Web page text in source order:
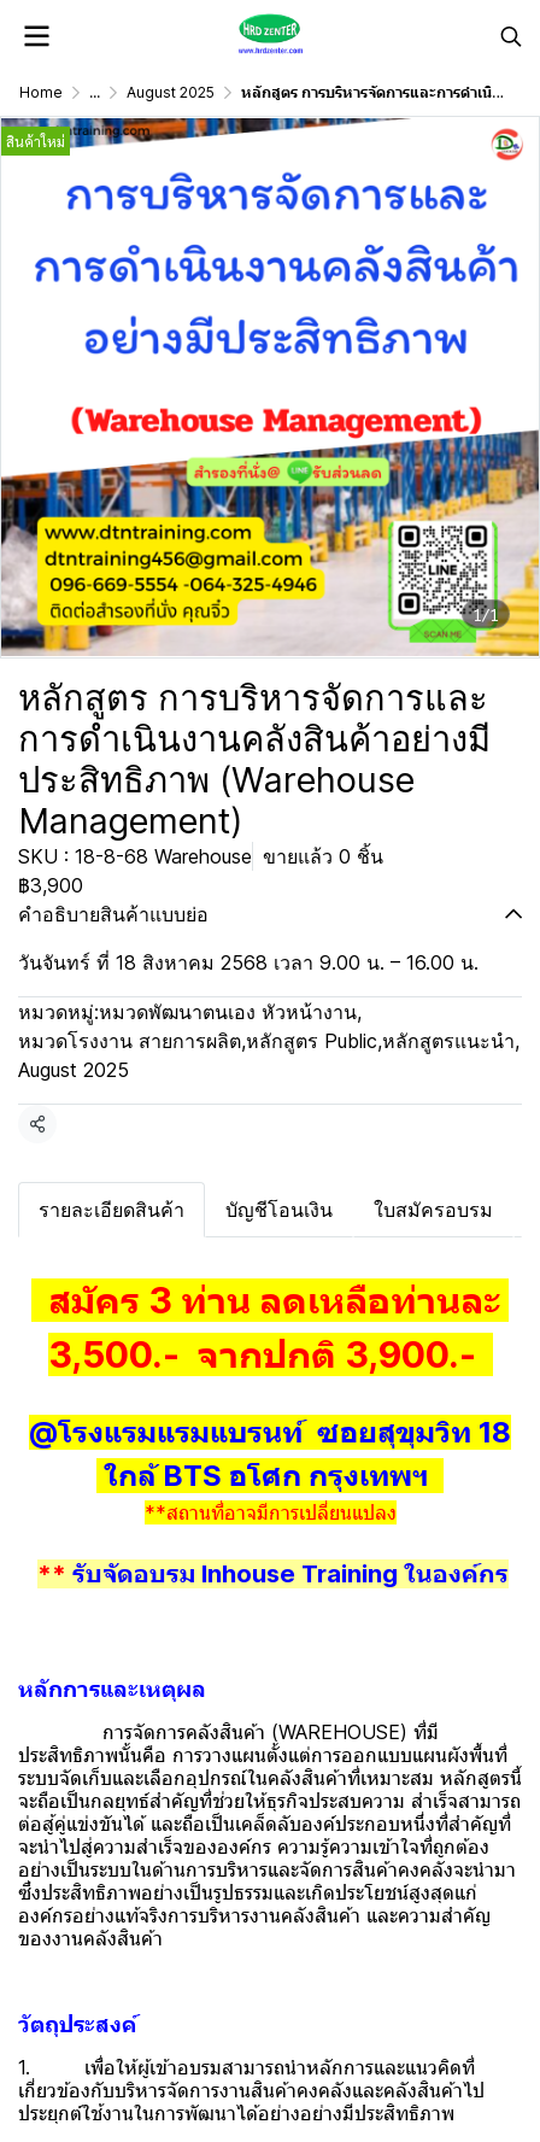
Home ... August 2025 หลักสูตร การบริหารจัดการและการดำเนินงานคลังสินค้าอย่างมีประสิทธิภาพ (Warehouse Management)
1/1
สินค้าใหม่
หลักสูตร การบริหารจัดการและ
การดำเนินงานคลังสินค้าอย่างมี
ประสิทธิภาพ (Warehouse
Management)
SKU : 18-8-68 Warehouse ขายแล้ว 0 ชิ้น
฿3,900
คำอธิบายสินค้าแบบย่อ
วันจันทร์ ที่ 18 สิงหาคม 2568 เวลา 9.00 น. – 16.00 น.
หมวดหมู่:หมวดพัฒนาตนเอง หัวหน้างาน,
หมวดโรงงาน สายการผลิต,หลักสูตร Public,หลักสูตรแนะนำ,
August 2025
แชร์
รายละเอียดสินค้า บัญชีโอนเงิน ใบสมัครอบรม
สมัคร 3 ท่าน ลดเหลือท่านละ
3,500.- จากปกติ 3,900.-
@โรงแรมแรมแบรนท์ ซอยสุขุมวิท 18
ใกล้ BTS อโศก กรุงเทพฯ
**สถานที่อาจมีการเปลี่ยนแปลง
** รับจัดอบรม Inhouse Training ในองค์กร
หลักการและเหตุผล
การจัดการคลังสินค้า (WAREHOUSE) ที่มี
ประสิทธิภาพนั้นคือ การวางแผนตั้งแต่การออกแบบแผนผังพื้นที่
ระบบจัดเก็บและเลือกอุปกรณ์ในคลังสินค้าที่เหมาะสม หลักสูตรนี้
จะถือเป็นกลยุทธ์สำคัญที่ช่วยให้ธุรกิจประสบความ สำเร็จสามารถ
ต่อสู้คู่แข่งขันได้ และถือเป็นเคล็ดลับองค์ประกอบหนึ่งที่สำคัญที่
จะนำไปสู่ความสำเร็จขององค์กร ความรู้ความเข้าใจที่ถูกต้อง
อย่างเป็นระบบในด้านการบริหารและจัดการสินค้าคงคลังจะนำมา
ซึ่งประสิทธิภาพอย่างเป็นรูปธรรมและเกิดประโยชน์สูงสุดแก่
องค์กรอย่างแท้จริงการบริหารงานคลังสินค้า และความสำคัญ
ของงานคลังสินค้า
วัตถุประสงค์
1. เพื่อให้ผู้เข้าอบรมสามารถนำหลักการและแนวคิดที่
เกี่ยวข้องกับบริหารจัดการงานสินค้าคงคลังและคลังสินค้าไป
ประยุกต์ใช้งานในการพัฒนาได้อย่างอย่างมีประสิทธิภาพ